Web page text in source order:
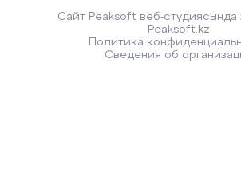
Сайт Peaksoft веб-студиясында
Peaksoft.kz
Политика
Сведения об